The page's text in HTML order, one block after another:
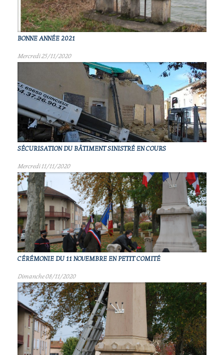
BONNE ANNÉE 2021
Mercredi 25/11/2020
SÉCURISATION DU BÂTIMENT SINISTRÉ EN COURS
Mercredi 11/11/2020
CÉRÉMONIE DU 11 NOVEMBRE EN PETIT COMITÉ
Dimanche 08/11/2020